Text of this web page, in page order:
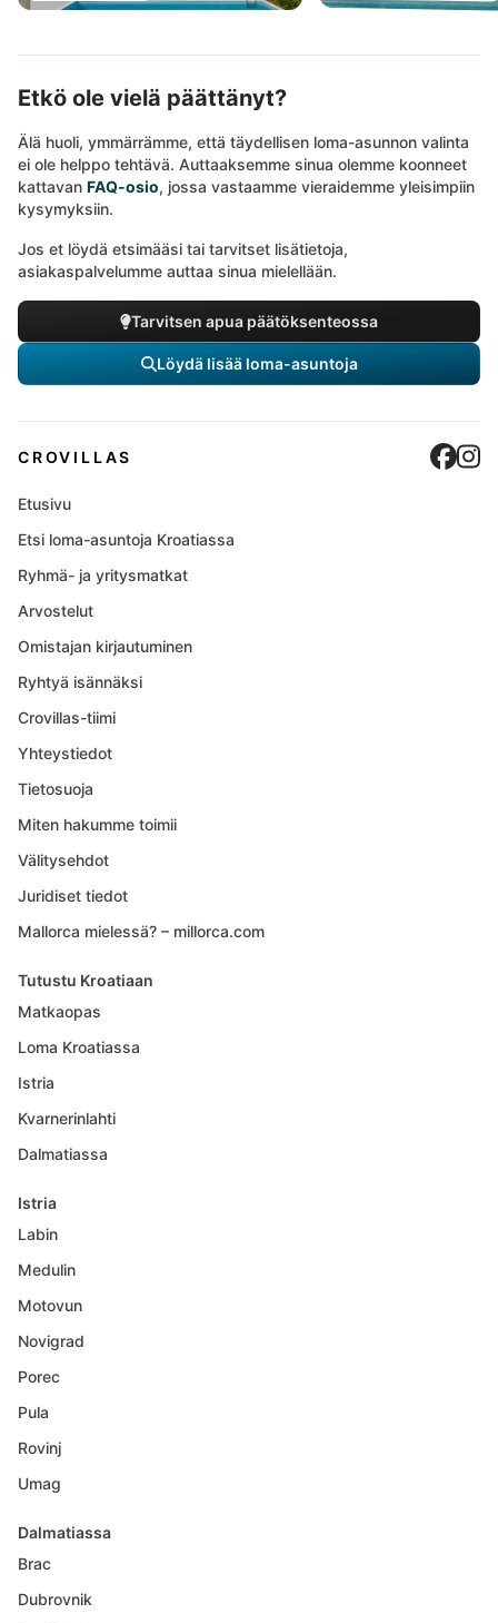
Etkö ole vielä päättänyt?
Älä huoli, ymmärrämme, että täydellisen loma-asunnon valinta
ei ole helppo tehtävä. Auttaaksemme sinua olemme koonneet
kattavan FAQ-osio, jossa vastaamme vieraidemme yleisimpiin
kysymyksiin.
Jos et löydä etsimääsi tai tarvitset lisätietoja,
asiakaspalvelumme auttaa sinua mielellään.
Tarvitsen apua päätöksenteossa
Löydä lisää loma-asuntoja
CROVILLAS
Etusivu
Etsi loma-asuntoja Kroatiassa
Ryhmä- ja yritysmatkat
Arvostelut
Omistajan kirjautuminen
Ryhtyä isännäksi
Crovillas-tiimi
Yhteystiedot
Tietosuoja
Miten hakumme toimii
Välitysehdot
Juridiset tiedot
Mallorca mielessä? – millorca.com
Tutustu Kroatiaan
Matkaopas
Loma Kroatiassa
Istria
Kvarnerinlahti
Dalmatiassa
Istria
Labin
Medulin
Motovun
Novigrad
Porec
Pula
Rovinj
Umag
Dalmatiassa
Brac
Dubrovnik